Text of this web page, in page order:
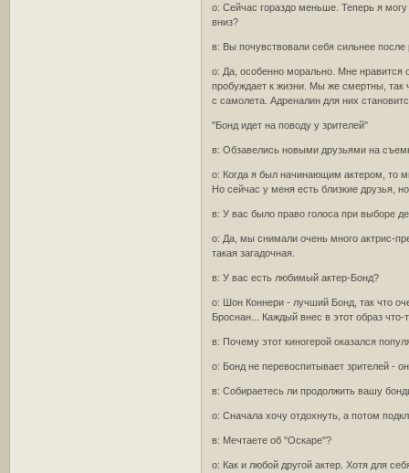
о: Сейчас гораздо меньше. Теперь я
вниз?
в: Вы почувствовали себя сильнее после
о: Да, особенно морально. Мне нравится
пробуждает к жизни. Мы же смертны, так
с самолета. Адреналин для них
"Бонд идет на поводу у зрителей"
в: Обзавелись новыми друзьями на
о: Когда я был начинающим актером, то
Но сейчас у меня есть близкие друзья,
в: У вас было право голоса при выборе
о: Да, мы снимали очень много актрис-
такая загадочная.
в: У вас есть любимый актер-Бонд?
о: Шон Коннери - лучший Бонд, так что
Броснан... Каждый внес в этот образ что-
в: Почему этот киногерой оказался
о: Бонд не перевоспитывает зрителей -
в: Собираетесь ли продолжить вашу
о: Сначала хочу отдохнуть, а потом
в: Мечтаете об "Оскаре"?
о: Как и любой другой актер. Хотя для